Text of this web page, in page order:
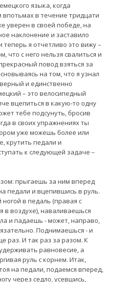
языка, когда
в течение тридцати
уверен в своей победе, на
наклонение и заставило
я отчетливо это вижу –
что с него нельзя свалиться и
повод взяться за
на том, что я узнал
и единственно
– это велосипедный
вцепиться в какую-то одну
тебе подсунуть, бросив
в своих упражнениях ты
уже можешь более или
крутить педали и
к следующей задаче –
прыгаешь за ним вперед
педали и вцепившись в руль.
в педаль (правая с
в воздухе), наваливаешься
и падаешь - может, направо,
Поднимаешься - и
раз. И так раз за разом. К
равновесие, а
руль с корнем. Итак,
на педали, подаемся вперед,
через седло, усевшись,